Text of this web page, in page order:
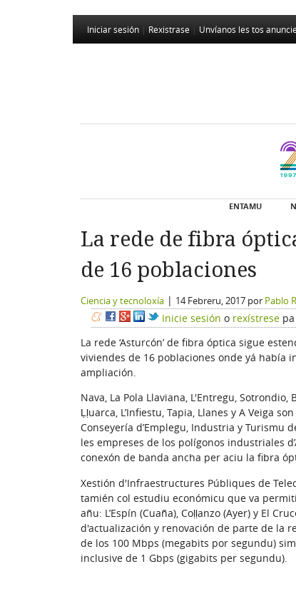
Iniciar sesión Rexistrase Unvíanos les tos
ENTAMU
La rede de fibra
de 16 poblaciones
Ciencia y tecnoloxía | 14 Febreru, 2017 por Pablo
Inicie sesión o rexístrese
La rede ‘Asturcón’ de fibra óptica sigue
viviendes de 16 poblaciones onde yá había
ampliación.
Nava, La Pola Llaviana, L'Entregu, Sotrondio,
Ḷḷuarca, L’Infiestu, Tapia, Llanes y A Veiga
Conseyería d’Emplegu, Industria y Turismu
les empreses de los polígonos industriales
conexón de banda ancha per aciu la fibra
Xestión d'Infraestructures Públiques de
tamién col estudiu económicu que va
añu: L’Espín (Cuaña), Coḷḷanzo (Ayer) y El
d'actualización y renovación de parte de la
de los 100 Mbps (megabits por segundu)
inclusive de 1 Gbps (gigabits per segundu).